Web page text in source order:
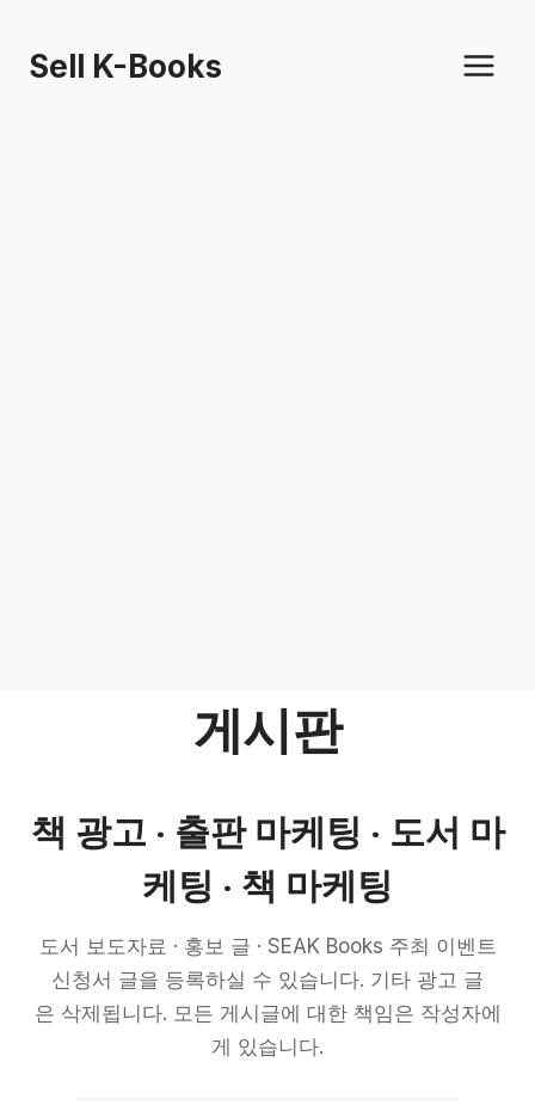
content
Sell K-Books
게시판
책 광고 · 출판 마케팅 · 도서 마
케팅 · 책 마케팅
도서 보도자료 · 홍보 글 · SEAK Books 주최 이벤트
신청서 글을 등록하실 수 있습니다. 기타 광고 글
은 삭제됩니다. 모든 게시글에 대한 책임은 작성자에
게 있습니다.